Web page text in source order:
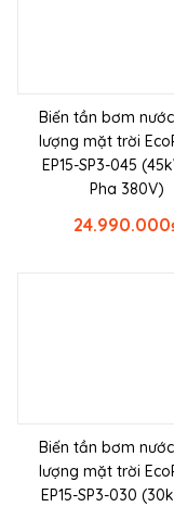
Biến tần bơm
lượng mặt trời
EP15-SP3-045
Pha 380V)
24.990.000
Biến tần bơm
lượng mặt trời
EP15-SP3-030